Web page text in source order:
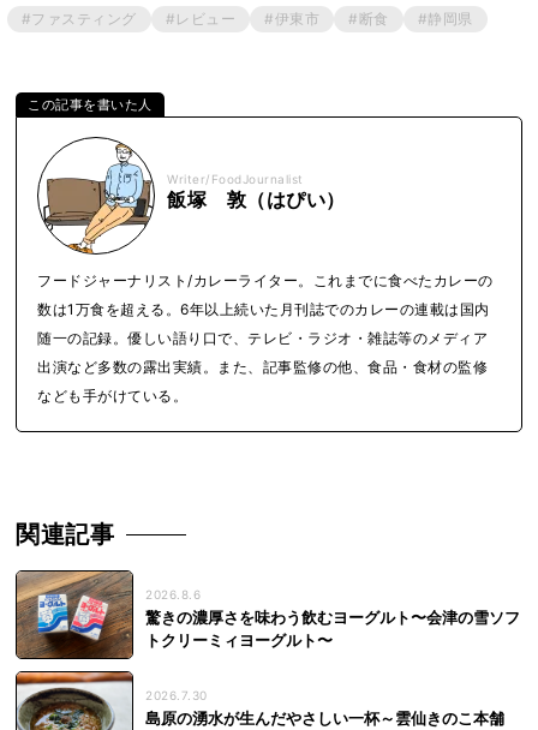
#ファスティング #レビュー #伊東市 #断食 #静岡県
Writer/FoodJournalist
飯塚 敦（はぴい）
フードジャーナリスト/カレーライター。これまでに食べたカレーの
数は1万食を超える。6年以上続いた月刊誌でのカレーの連載は国内
随一の記録。優しい語り口で、テレビ・ラジオ・雑誌等のメディア
出演など多数の露出実績。また、記事監修の他、食品・食材の監修
なども手がけている。
関連記事
2026.8.6
驚きの濃厚さを味わう飲むヨーグルト〜会津の雪ソフ
トクリーミィヨーグルト〜
2026.7.30
島原の湧水が生んだやさしい一杯～雲仙きのこ本舗